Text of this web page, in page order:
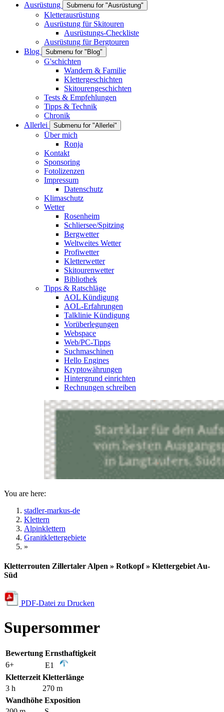
Ausrüstung
Submenu for "Ausrüstung"
Kletterausrüstung
Ausrüstung für Skitouren
Ausrüstungs-Checkliste
Ausrüstung für Bergtouren
Blog
Submenu for "Blog"
G'schichten
Wandern & Familie
Klettergeschichten
Skitourengeschichten
Tests & Empfehlungen
Tipps & Technik
Chronik
Allerlei
Submenu for "Allerlei"
Über mich
Ronja
Kontakt
Sponsoring
Fotolizenzen
Impressum
Datenschutz
Klimaschutz
Wetter
Rosenheim
Schliersee/Spitzing
Bergwetter
Weltweites Wetter
Profiwetter
Kletterwetter
Skitourenwetter
Bibliothek
Tipps & Ratschläge
AOL Kündigung
AOL-Erfahrungen
Talklinie Kündigung
Vorüberlegungen
Webspace
Web/PC-Tipps
Suchmaschinen
Hello Engines
Kryptowährungen
Hintergrund einrichten
Rechnungen schreiben
You are here:
stadler-markus-de
Klettern
Alpinklettern
Granitklettergebiete
»
Kletterrouten Zillertaler Alpen » Rotkopf » Klettergebiet Au-
Süd
PDF-Datei zu Drucken
Supersommer
Bewertung Ernsthaftigkeit
6+
E1
Kletterzeit Kletterlänge
3 h
270 m
Wandhöhe Exposition